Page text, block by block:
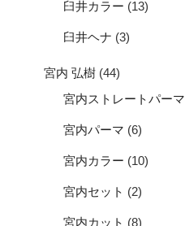
臼井カラー (13)
臼井ヘナ (3)
宮内 弘樹 (44)
宮内ストレートパーマ
宮内パーマ (6)
宮内カラー (10)
宮内セット (2)
宮内カット (8)